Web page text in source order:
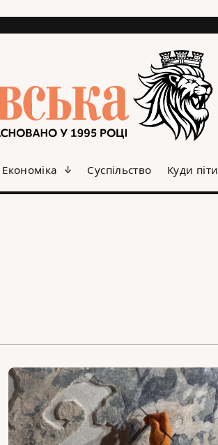
Економіка Суспільство Куди піти